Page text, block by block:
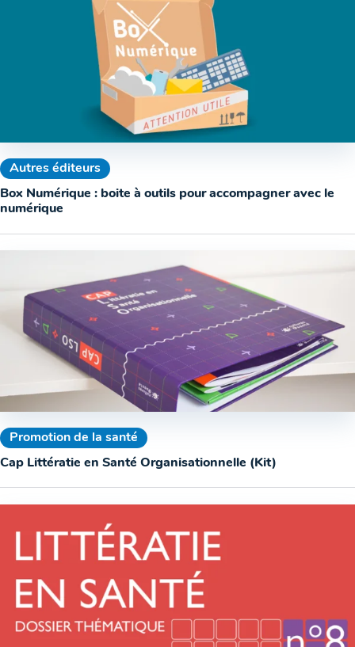
Autres éditeurs
Box Numérique : boite à outils pour accompagner avec le
numérique
Promotion de la santé
Cap Littératie en Santé Organisationnelle (Kit)